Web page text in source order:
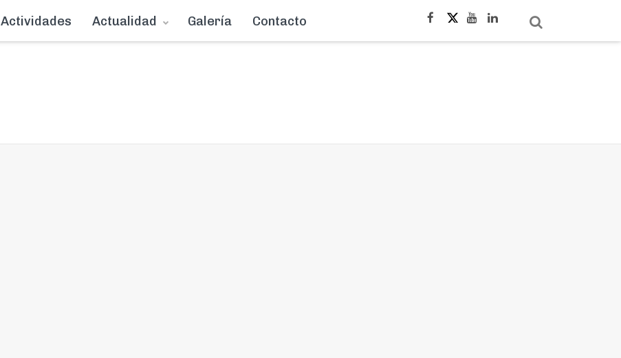
Actividades Actualidad Galería Contacto